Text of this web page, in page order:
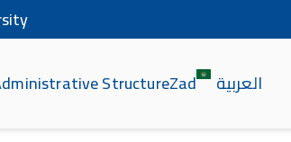
StructureZad العربية